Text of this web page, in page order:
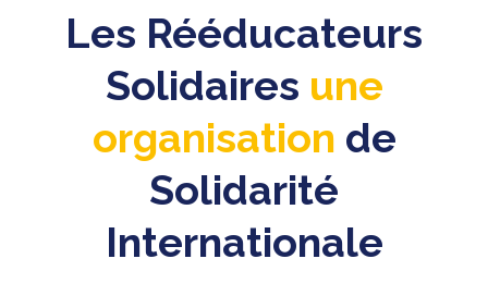
Les Rééducateurs
Solidaires une
organisation de
Solidarité
Internationale